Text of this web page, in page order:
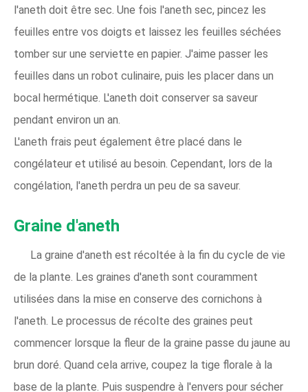
l'aneth doit être sec. Une fois l'aneth sec, pincez les
feuilles entre vos doigts et laissez les feuilles séchées
tomber sur une serviette en papier. J'aime passer les
feuilles dans un robot culinaire, puis les placer dans un
bocal hermétique. L'aneth doit conserver sa saveur
pendant environ un an.
L'aneth frais peut également être placé dans le
congélateur et utilisé au besoin. Cependant, lors de la
congélation, l'aneth perdra un peu de sa saveur.
Graine d'aneth
La graine d'aneth est récoltée à la fin du cycle de vie
de la plante. Les graines d'aneth sont couramment
utilisées dans la mise en conserve des cornichons à
l'aneth. Le processus de récolte des graines peut
commencer lorsque la fleur de la graine passe du jaune au
brun doré. Quand cela arrive, coupez la tige florale à la
base de la plante. Puis suspendre à l'envers pour sécher